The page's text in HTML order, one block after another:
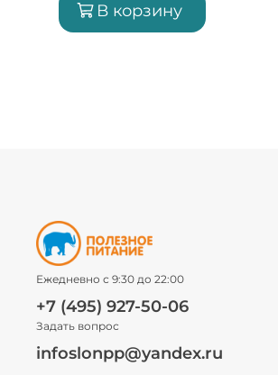
В корзину
Ежедневно с 9:30 до 22:00
+7 (495) 927-50-06
Задать вопрос
infoslonpp@yandex.ru